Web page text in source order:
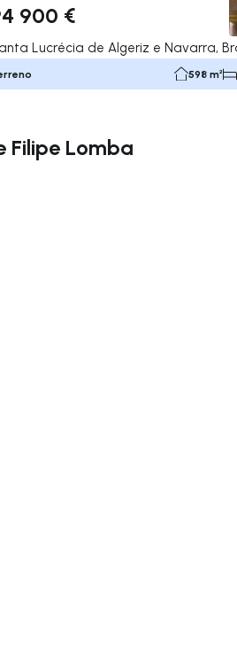
900 €
Lucrécia de Algeriz e Navarra,
598 m²
Filipe Lomba
para a direita